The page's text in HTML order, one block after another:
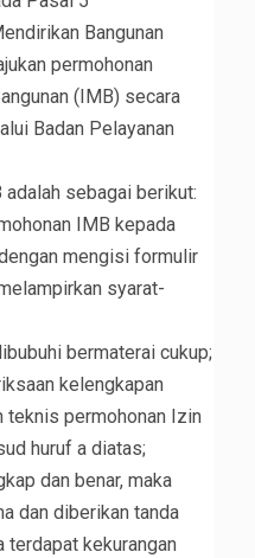
Bangunan
permohonan
(IMB) secara
Badan Pelayanan
adalah sebagai berikut:
IMB kepada
mengisi formulir
syarat-
bermaterai cukup;
kelengkapan
teknis permohonan Izin
huruf a diatas;
dan benar, maka
dan diberikan tanda
terdapat kekurangan